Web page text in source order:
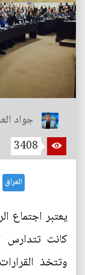
جواد
3408
العراق
يعتبر اجتماع
كانت تتدارس
وتتخذ